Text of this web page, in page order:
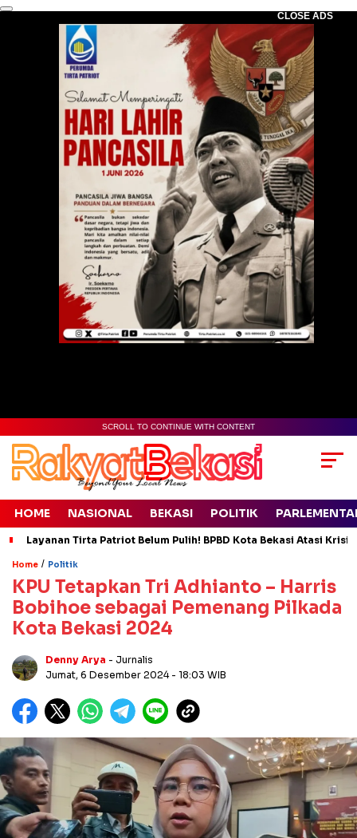
CLOSE ADS
SCROLL TO CONTINUE WITH CONTENT
HOME NASIONAL BEKASI POLITIK
Layanan Tirta Patriot Belum Pulih! BPBD Kota Bekasi Atasi
Home / Politik
KPU Tetapkan Tri Adhianto – Harris
Bobihoe sebagai Pemenang Pilkada
Kota Bekasi 2024
Denny Arya - Jurnalis
Jumat, 6 Desember 2024 - 18:03 WIB